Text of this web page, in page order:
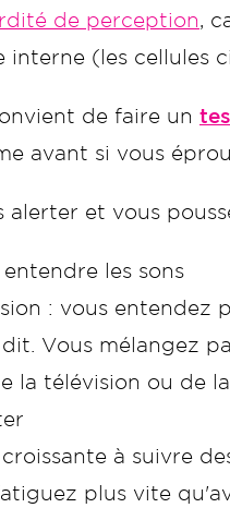
de perception,
interne (les cellules
de faire un
avant si vous
alerter et vous
les sons
: vous entendez
Vous mélangez
la télévision ou de
à suivre
plus vite